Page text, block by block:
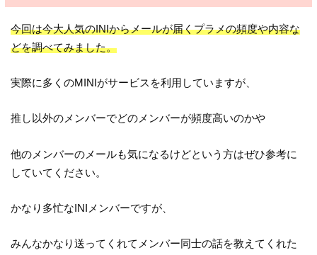
今回は今大人気のINIからメールが届くプラメの頻度や内容な
どを調べてみました。
実際に多くのMINIがサービスを利用していますが、
推し以外のメンバーでどのメンバーが頻度高いのかや
他のメンバーのメールも気になるけどという方はぜひ参考に
していてください。
かなり多忙なINIメンバーですが、
みんなかなり送ってくれてメンバー同士の話を教えてくれた